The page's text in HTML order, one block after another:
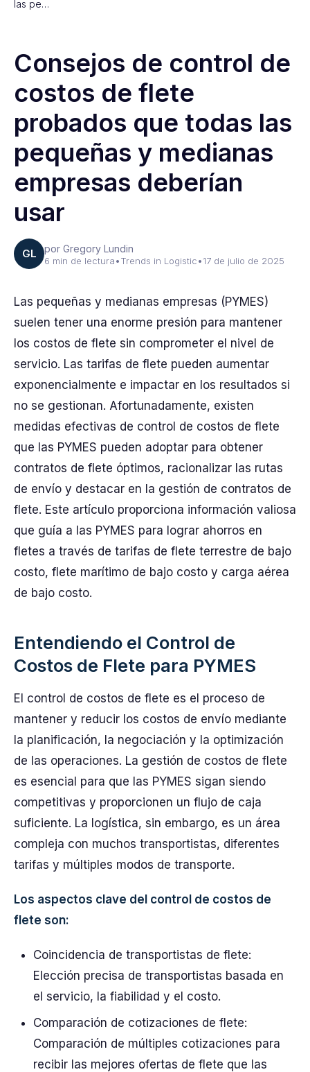
las pe…
Consejos de control de
costos de flete
probados que todas las
pequeñas y medianas
empresas deberían
usar
GL por Gregory Lundin
6 min de lectura•Trends in Logistic•17 de julio de 2025
Las pequeñas y medianas empresas (PYMES)
suelen tener una enorme presión para mantener
los costos de flete sin comprometer el nivel de
servicio. Las tarifas de flete pueden aumentar
exponencialmente e impactar en los resultados si
no se gestionan. Afortunadamente, existen
medidas efectivas de control de costos de flete
que las PYMES pueden adoptar para obtener
contratos de flete óptimos, racionalizar las rutas
de envío y destacar en la gestión de contratos de
flete. Este artículo proporciona información valiosa
que guía a las PYMES para lograr ahorros en
fletes a través de tarifas de flete terrestre de bajo
costo, flete marítimo de bajo costo y carga aérea
de bajo costo.
Entendiendo el Control de
Costos de Flete para PYMES
El control de costos de flete es el proceso de
mantener y reducir los costos de envío mediante
la planificación, la negociación y la optimización
de las operaciones. La gestión de costos de flete
es esencial para que las PYMES sigan siendo
competitivas y proporcionen un flujo de caja
suficiente. La logística, sin embargo, es un área
compleja con muchos transportistas, diferentes
tarifas y múltiples modos de transporte.
Los aspectos clave del control de costos de
flete son:
Coincidencia de transportistas de flete:
Elección precisa de transportistas basada en
el servicio, la fiabilidad y el costo.
Comparación de cotizaciones de flete:
Comparación de múltiples cotizaciones para
recibir las mejores ofertas de flete que las